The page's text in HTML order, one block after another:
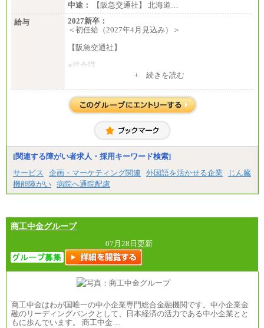
中途：
【阪急交通社】 北海道…
給与
2027新卒：
＜初任給（2027年4月見込み）＞
【阪急交通社】
●総合職
(※3)、239,000円(※4)、237,000円（※5）
・専門・短大卒
(※3)、218,500円(※4)、216,500円（※5）
※1…東京都、埼玉県、千葉県、神奈川県
※2…大阪府、京都府、兵庫県、滋賀県
※3…愛知県、静岡県
※4…北海道、宮城県、栃木県、群馬県、長野県、新
潟県、富山県、石川県、岡山県、広島県、山口県、
香川県、福岡県
県、福島県、山形県
・月給には一律地域手当を含んだ金額を表示
（一律地域手当：※1…36,000円、※2…33,000円、
※3…28,000円、※4…25,000円、※5…23,000円）
・試用期間中も給与変更なし
●基幹職（地域限定社員）
・大学・院卒／月給185,000 円～219,000 円 ※勤務地
〈東京・神奈川〉219,000 円
〈大阪・兵庫〉209,000 円
〈愛知〉194,500 円 〈福岡〉1
+ 続きを読む
[関連する障がい者求人・採用キーワード検索]
サービス
企画・マーケティング関連 外国語を活かせる企業
じん臓
機能障がい 病院へ通院配慮
商工中金グループ
07月28日更新
商工中金はわが国唯一の中小企業専門総合金融機関です。中小企業金
融のリーディングバンクとして、日本経済の活力である中小企業とと
もに歩んでいます。 商工中金…